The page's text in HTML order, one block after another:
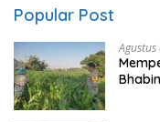
Popular Post